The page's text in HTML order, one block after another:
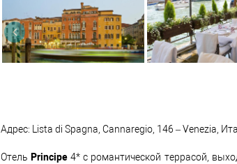
Адрес: Lista di Spagna, Cannaregio, 146 – Venezia,
Отель Principe4* с романтической террасой,